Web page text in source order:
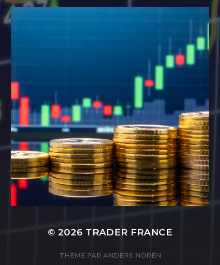
© 2026 TRADER FRANCE
THÈME PAR ANDERS NORÉN